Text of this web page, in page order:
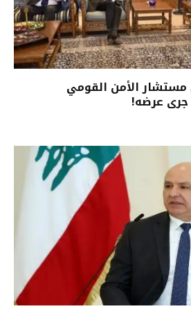
الأمن القومي
جرى عرضه!